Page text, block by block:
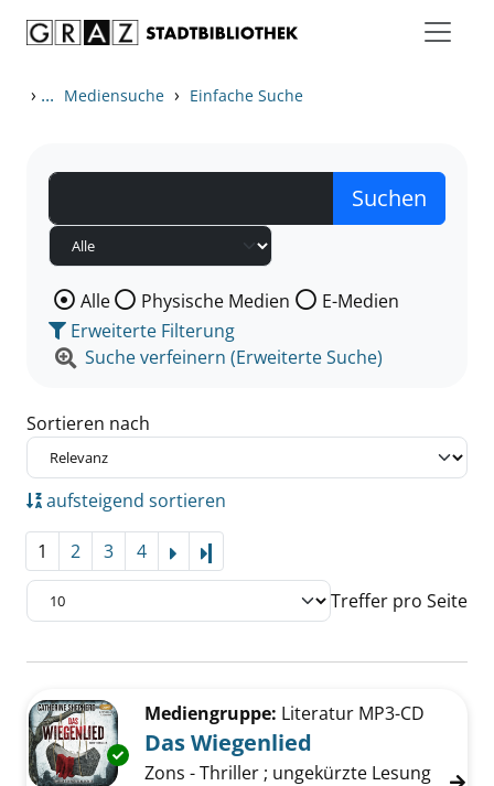
› ... Mediensuche › Einfache Suche
Wählen Sie die Medienart nach der Sie suchen wollen.
Alle Physische Medien
E-Medien
Erweiterte Filterung
Suche verfeinern (Erweiterte Suche)
Sortieren nach
aufsteigend sortieren
1 2 3 4
Treffer pro Seite
Zu den Suchfiltern springen
Exemplar-Details von Das Wiegenlied
Mediengruppe: Literatur MP3-CD
Das Wiegenlied
Zons - Thriller ; ungekürzte Lesung